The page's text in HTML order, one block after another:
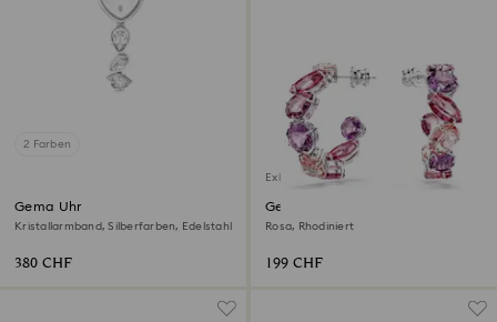
2 Farben
Gema Uhr
Kristallarmband, Silberfarben, Edelstahl
380 CHF
Exklusiv online
Gema Kreolen
Rosa, Rhodiniert
199 CHF